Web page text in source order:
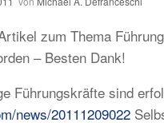
zum Thema
– Besten Dank!
Führungskräfte sind
news/20111209022